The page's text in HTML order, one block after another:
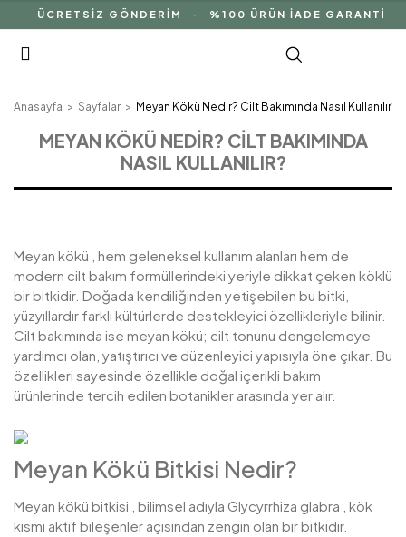
ÜCRETSİZ GÖNDERİM · %100 ÜRÜN İADE GARANTİSİ
Anasayfa Sayfalar Meyan Kökü Nedir? Cilt Bakımında Nasıl Kullanılır?
MEYAN KÖKÜ NEDIR? CILT BAKIMINDA
NASIL KULLANILIR?
Meyan kökü , hem geleneksel kullanım alanları hem de
modern cilt bakım formüllerindeki yeriyle dikkat çeken köklü
bir bitkidir. Doğada kendiliğinden yetişebilen bu bitki,
yüzyıllardır farklı kültürlerde destekleyici özellikleriyle bilinir.
Cilt bakımında ise meyan kökü; cilt tonunu dengelemeye
yardımcı olan, yatıştırıcı ve düzenleyici yapısıyla öne çıkar. Bu
özellikleri sayesinde özellikle doğal içerikli bakım
ürünlerinde tercih edilen botanikler arasında yer alır.
Meyan Kökü Bitkisi Nedir?
Meyan kökü bitkisi , bilimsel adıyla Glycyrrhiza glabra , kök
kısmı aktif bileşenler açısından zengin olan bir bitkidir.